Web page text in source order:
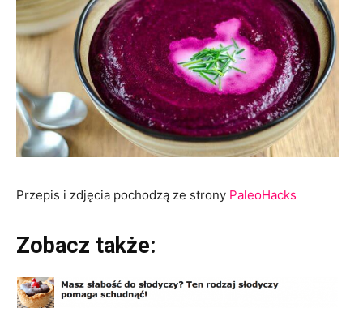
Przepis i zdjęcia pochodzą ze strony PaleoHacks
Zobacz także: